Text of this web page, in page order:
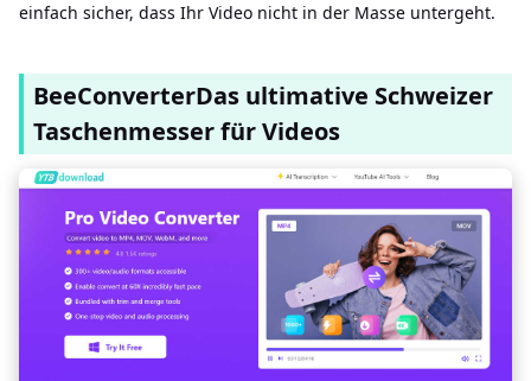
einfach sicher, dass Ihr Video nicht in der Masse untergeht.
BeeConverterDas ultimative Schweizer
Taschenmesser für Videos